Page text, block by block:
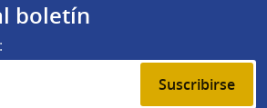
boletín
Suscribirse